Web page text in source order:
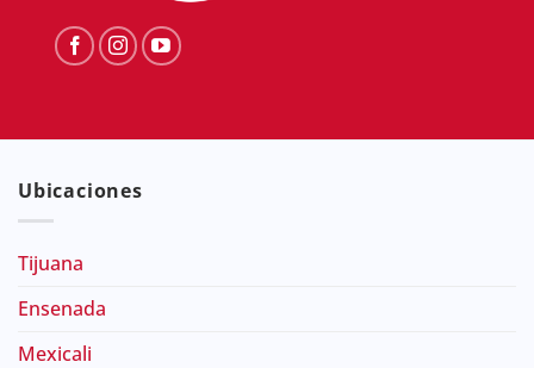
Ubicaciones
Tijuana
Ensenada
Mexicali